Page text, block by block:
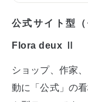
公式サイト型
Flora deux Ⅱ
ショップ、作家
動に「公式」の